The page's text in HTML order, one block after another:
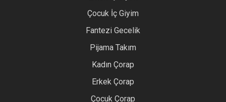
Çocuk İç Giyim
Fantezi Gecelik
Pijama Takım
Kadın Çorap
Erkek Çorap
Çocuk Çorap